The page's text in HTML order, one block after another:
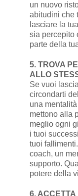
un nuovo
abitudini che
lasciare la
sia percepito
parte della
5. TROVA
ALLO
Se vuoi
circondarti
una
mettono alla
meglio ogni
i tuoi
tuoi
coach, un
supporto.
potere della
6. ACCETTA